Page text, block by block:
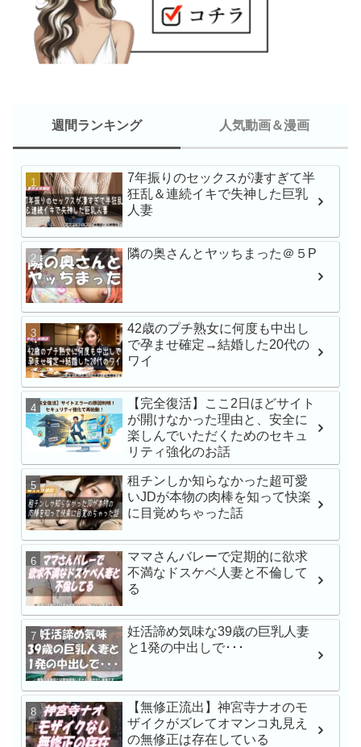
週間ランキング
7年振りのセックスが凄すぎて半
狂乱＆連続イキで失神した巨乳
人妻
隣の奥さんとヤッちまった＠５P
42歳のプチ熟女に何度も中出し
で孕ませ確定→結婚した20代の
ワイ
【完全復活】ここ2日ほどサイト
が開けなかった理由と、安全に
楽しんでいただくためのセキュ
リティ強化のお話
租チンしか知らなかった超可愛
いJDが本物の肉棒を知って快楽
に目覚めちゃった話
ママさんバレーで定期的に欲求
不満なドスケベ人妻と不倫して
る
妊活諦め気味な39歳の巨乳人妻
と1発の中出しで･･･
【無修正流出】神宮寺ナオのモ
ザイクがズレてオマンコ丸見え
の無修正は存在している
人気動画＆漫画
新人NO.1 STYLE 最
瀬戸環奈AVデビュー
最強ヒロインAV初体
MFCS-149 刺激を求
Gcup元カノ あまちゅ
REC＃みき＃OL
苦手な同僚と飲み会
でワンナイト 人生最
小湊よつ葉
レが過ぎる】立場逆転
ブSEX 石川澪
【VR】【8K】矢埜愛
禁。芸能人の彼女とキ
のいちゃらぶ同棲生活
学校帰りナンパでガチ
渉 みなちゃん シロウ